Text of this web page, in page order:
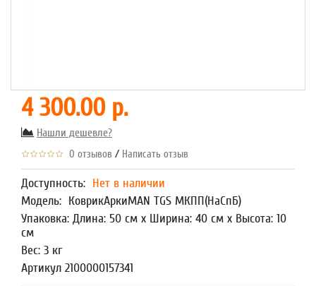
4 300.00 р.
Нашли дешевле?
0 отзывов / Написать отзыв
Доступность: Нет в наличии
Модель: КоврикАркиMAN TGS МКПП(НаСпБ)
Упаковка: Длина: 50 см x Ширина: 40 см x Высота: 10
см
Вес: 3 кг
Артикул 2100000157341